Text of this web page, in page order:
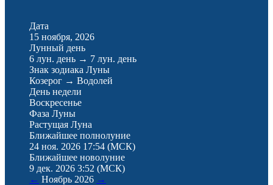
Дата
15 ноября, 2026
Лунный день
6 лун. день → 7 лун. день
Знак зодиака Луны
Козерог → Водолей
День недели
Воскресенье
Фаза Луны
Растущая Луна
Ближайшее полнолуние
24 ноя. 2026 17:54 (МСК)
Ближайшее новолуние
9 дек. 2026 3:52 (МСК)
← Ноябрь 2026 →